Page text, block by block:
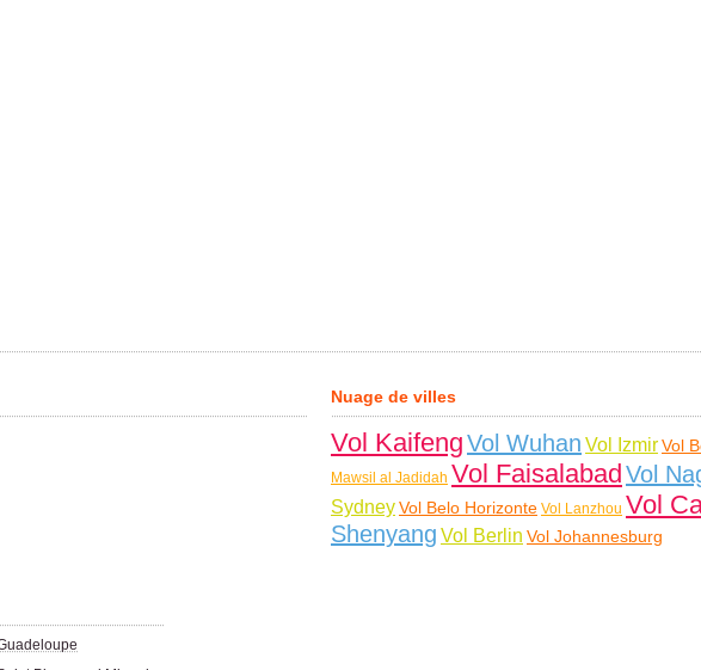
Nuage de villes
Vol KaifengVol Wuhan Vol IzmirVol
Mawsil al Jadidah Vol FaisalabadVol
SydneyVol Belo Horizonte Vol Lanzhou Vol
Shenyang Vol Berlin Vol Johannesburg